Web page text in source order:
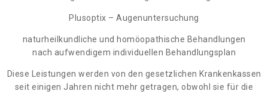
Plusoptix – Augenuntersuchung
naturheilkundliche und homöopathische Behandlungen
nach aufwendigem individuellen Behandlungsplan
Diese Leistungen werden von den gesetzlichen Krankenkassen
seit einigen Jahren nicht mehr getragen, obwohl sie für die